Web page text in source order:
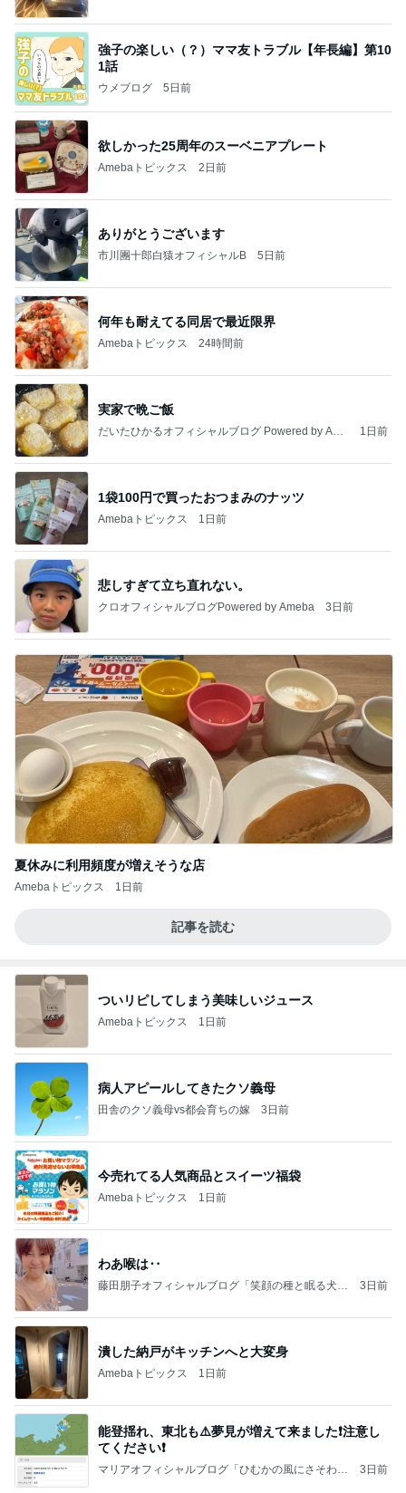
強子の楽しい（？）ママ友トラブル【年長編】第10
1話
ウメブログ 5日前
欲しかった25周年のスーベニアプレート
Amebaトピックス 2日前
ありがとうございます
市川團十郎白猿オフィシャルB 5日前
何年も耐えてる同居で最近限界
Amebaトピックス 24時間前
実家で晩ご飯
だいたひかるオフィシャルブログ Powered by Ame
1日前
1袋100円で買ったおつまみのナッツ
Amebaトピックス 1日前
悲しすぎて立ち直れない。
クロオフィシャルブログPowered by Ameba 3日前
夏休みに利用頻度が増えそうな店
Amebaトピックス 1日前
記事を読む
ついリピしてしまう美味しいジュース
Amebaトピックス 1日前
病人アピールしてきたクソ義母
田舎のクソ義母vs都会育ちの嫁 3日前
今売れてる人気商品とスイーツ福袋
Amebaトピックス 1日前
わあ喉は‥
藤田朋子オフィシャルブログ「笑顔の種と眠る犬」
3日前
潰した納戸がキッチンへと大変身
Amebaトピックス 1日前
能登揺れ、東北も⚠️夢見が増えて来ました❗️注意し
てください❗️
マリアオフィシャルブログ「ひむかの風にさそわれ
3日前